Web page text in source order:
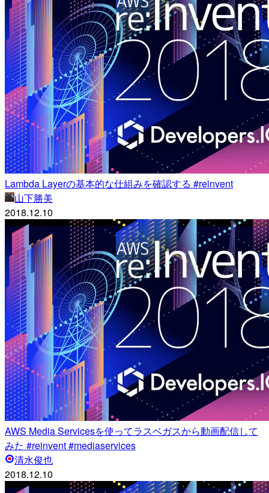
Lambda Layerの基本的な仕組みを確認する #reinvent
山下勝美
2018.12.10
AWS Media Servicesを使ってラスベガスから動画配信して
みた #reinvent #mediaservices
清水俊也
2018.12.10